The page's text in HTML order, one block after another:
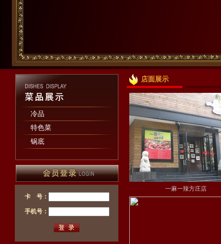
冷品
特色菜
锅底
卡 号：
手机号：
店面展示
一麻一辣方庄店